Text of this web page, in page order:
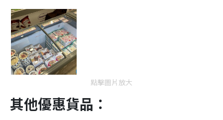
點擊圖片放大
其他優惠貨品：